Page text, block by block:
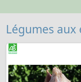
Légumes aux